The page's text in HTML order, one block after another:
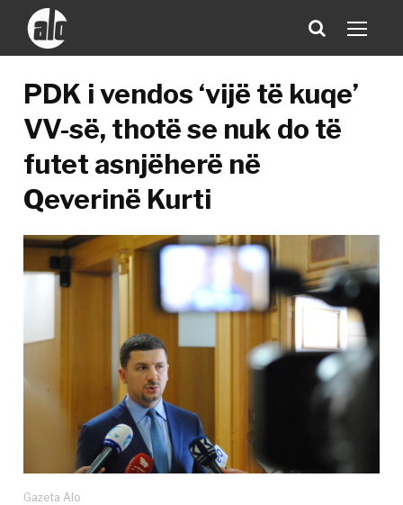
PDK i vendos ‘vijë të kuqe’
VV-së, thotë se nuk do të
futet asnjëherë në
Qeverinë Kurti
Gazeta Alo